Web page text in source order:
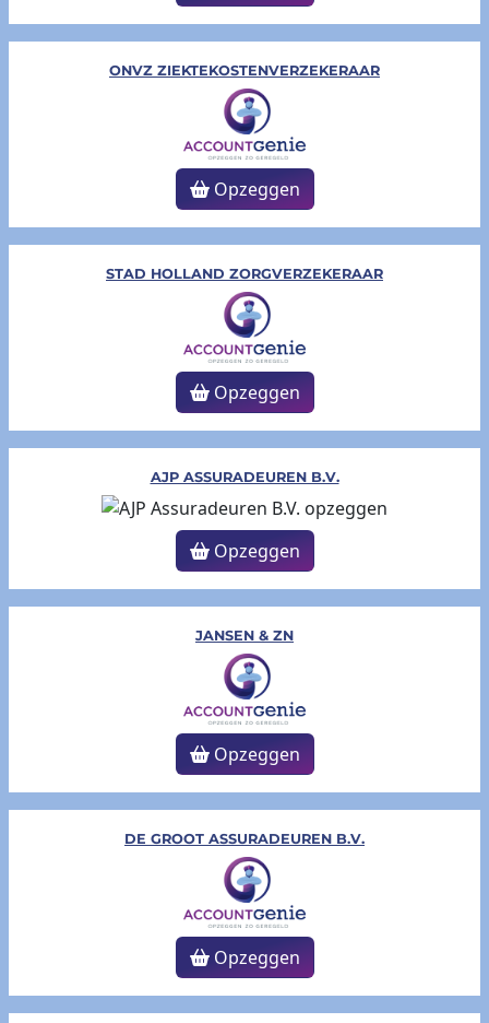
ONVZ ZIEKTEKOSTENVERZEKERAAR
Opzeggen
STAD HOLLAND ZORGVERZEKERAAR
Opzeggen
AJP ASSURADEUREN B.V.
Opzeggen
JANSEN & ZN
Opzeggen
DE GROOT ASSURADEUREN B.V.
Opzeggen